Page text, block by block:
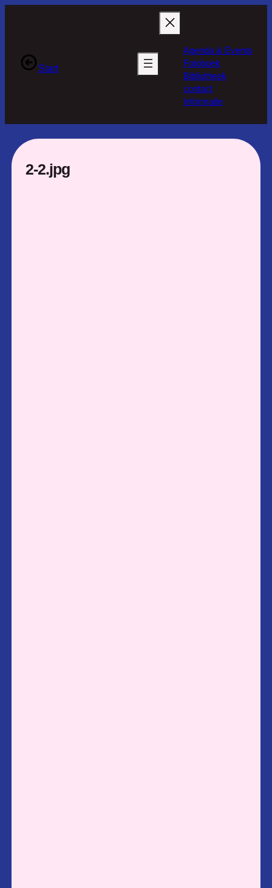
inhoud
Start
Agenda & Events
Fotoboek
Bibliotheek
contact
Informatie
2-2.jpg